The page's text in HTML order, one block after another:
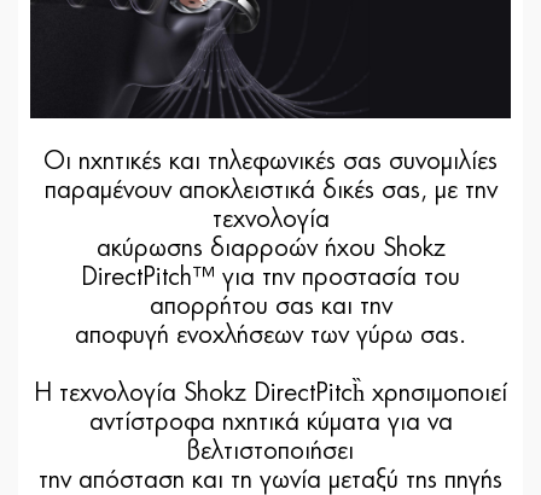
Οι ηχητικές και τηλεφωνικές σας συνομιλίες
παραμένουν αποκλειστικά δικές σας, με την
τεχνολογία
ακύρωσης διαρροών ήχου Shokz
DirectPitch™ για την προστασία του
απορρήτου σας και την
αποφυγή ενοχλήσεων των γύρω σας.
Η τεχνολογία Shokz DirectPitch̏ χρησιμοποιεί
αντίστροφα ηχητικά κύματα για να
βελτιστοποιήσει
την απόσταση και τη γωνία μεταξύ της πηγής